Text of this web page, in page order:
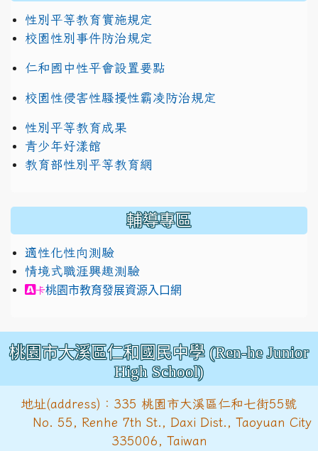
性別平等教育實施規定
校園性別事件防治規定
仁和國中性平會設置要點
校園性侵害性騷擾性霸凌防治規定
性別平等教育成果
青少年好漾館
教育部性別平等教育網
輔導專區
適性化性向測驗
情境式職涯興趣測驗
link to https://exam.career.ntnu.edu.tw/cit/
卡桃園市教育發展資源入口網
桃園市大溪區仁和國民中學 (Ren-he Junior
High School)
地址(address)：335 桃園市大溪區仁和七街55號
No. 55, Renhe 7th St., Daxi Dist., Taoyuan City
335006, Taiwan